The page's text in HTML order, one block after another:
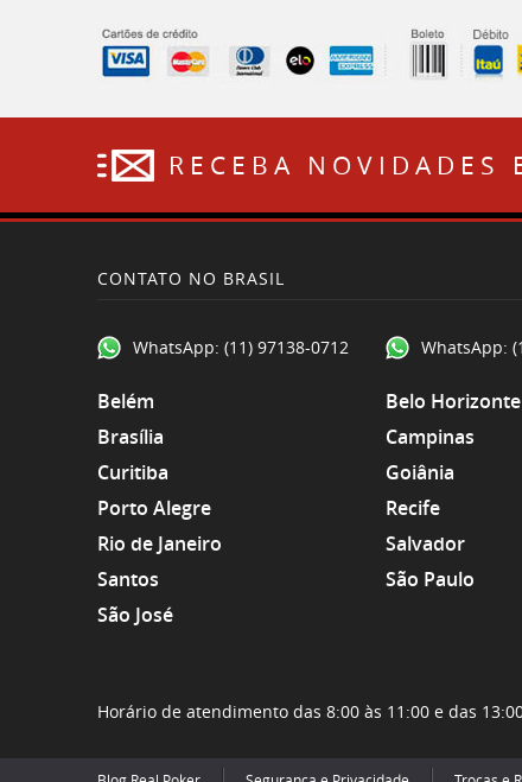
RECEBA NOVIDADES
CONTATO NO BRASIL
WhatsApp: (11) 97138-0712 WhatsApp:
Belém
Belo Horizonte
Brasília
Campinas
Curitiba
Goiânia
Porto Alegre
Recife
Rio de Janeiro
Salvador
Santos
São Paulo
São José
Horário de atendimento das 8:00 às 11:00 e das